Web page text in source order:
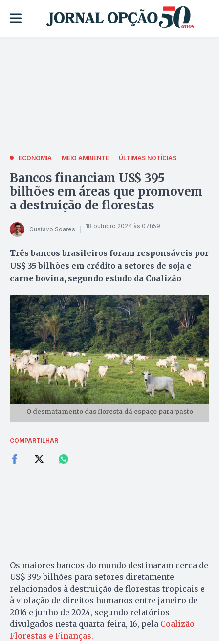
ECONOMIA MEIO AMBIENTE ÚLTIMAS NOTÍCIAS
Bancos financiam US$ 395
bilhões em áreas que promovem
a destruição de florestas
Gustavo Soares 18 outubro 2024 às 07h59
Três bancos brasileiros foram responsáveis por
US$ 35 bilhões em crédito a setores de soja e
carne bovina, segundo estudo da Coalizão
O desmatamento das floresta dá espaço para pasto
COMPARTILHAR
Os maiores bancos do mundo destinaram cerca de
US$ 395 bilhões para setores diretamente
relacionados à destruição de florestas tropicais e
à violação de direitos humanos entre janeiro de
2016 e junho de 2024, segundo relatórios
divulgados nesta quarta-feira, 16, pela Coalizão
Florestas e Finanças.